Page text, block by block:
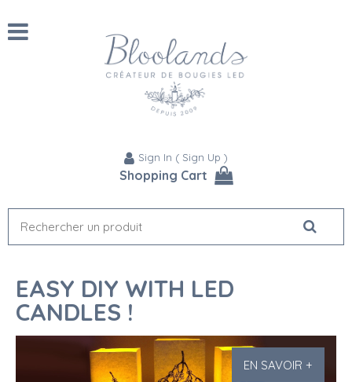
Sign In ( Sign Up )
Shopping Cart
EASY DIY WITH LED
CANDLES !
EN SAVOIR +